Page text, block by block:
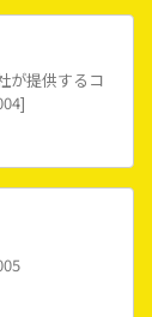
が提供するコ